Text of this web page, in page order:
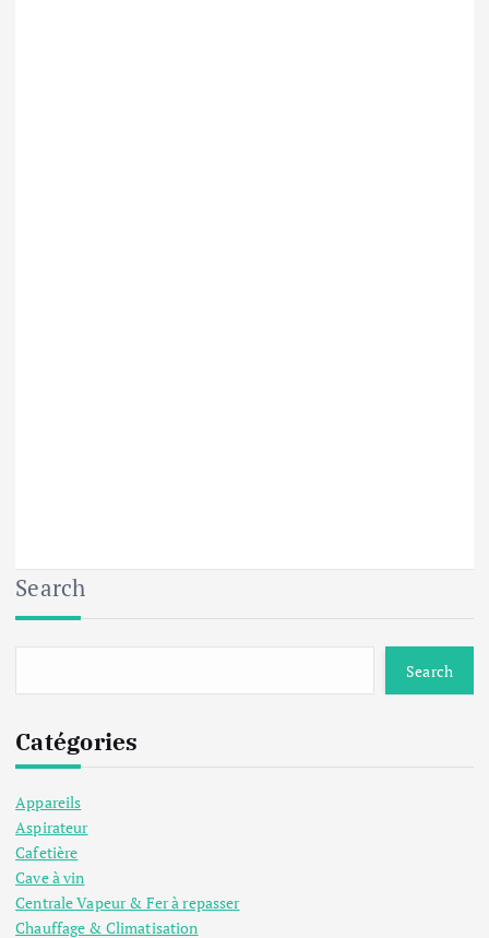
Search
Search
Catégories
Appareils
Aspirateur
Cafetière
Cave à vin
Centrale Vapeur & Fer à repasser
Chauffage & Climatisation